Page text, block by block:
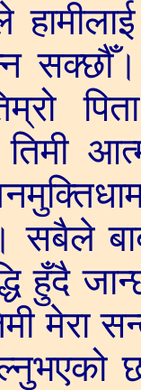
सक्छौँ।
सबैले
हुँदै
मेरा